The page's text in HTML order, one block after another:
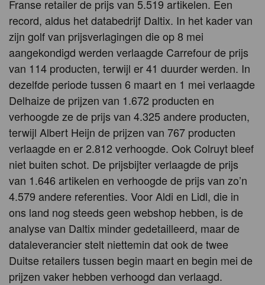
Franse retailer de prijs van 5.519 artikelen. Een
record, aldus het databedrijf Daltix. In het kader van
zijn golf van prijsverlagingen die op 8 mei
aangekondigd werden verlaagde Carrefour de prijs
van 114 producten, terwijl er 41 duurder werden. In
dezelfde periode tussen 6 maart en 1 mei verlaagde
Delhaize de prijzen van 1.672 producten en
verhoogde ze de prijs van 4.325 andere producten,
terwijl Albert Heijn de prijzen van 767 producten
verlaagde en er 2.812 verhoogde. Ook Colruyt bleef
niet buiten schot. De prijsbijter verlaagde de prijs
van 1.646 artikelen en verhoogde de prijs van zo’n
4.579 andere referenties. Voor Aldi en Lidl, die in
ons land nog steeds geen webshop hebben, is de
analyse van Daltix minder gedetailleerd, maar de
dataleverancier stelt niettemin dat ook de twee
Duitse retailers tussen begin maart en begin mei de
prijzen vaker hebben verhoogd dan verlaagd.